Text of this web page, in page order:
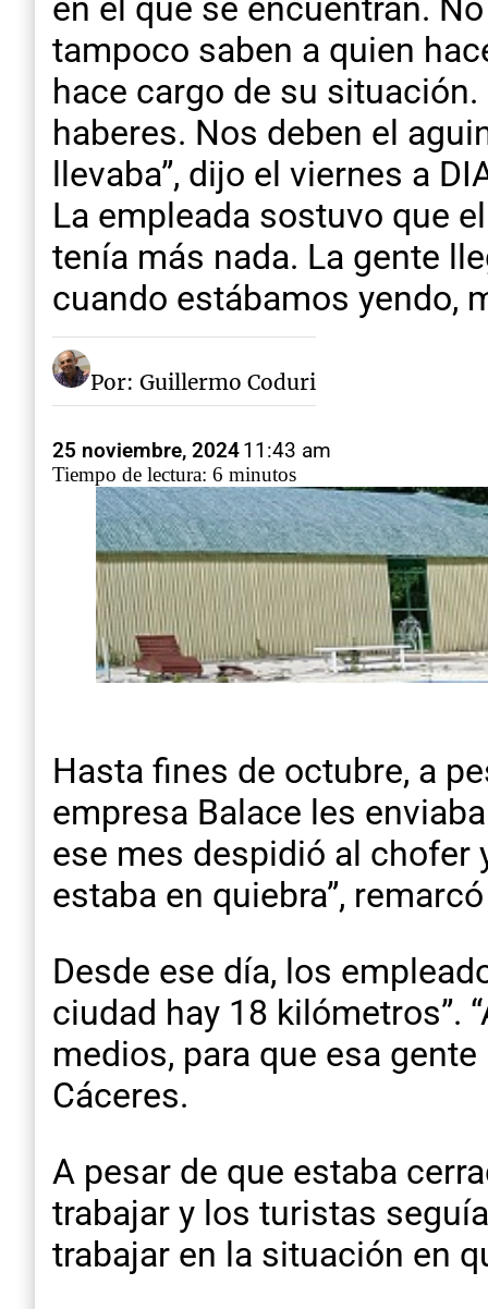
en el que se encuentran.
tampoco saben a quien
hace cargo de su
haberes. Nos deben el
llevaba”, dijo el viernes a
La empleada sostuvo que
tenía más nada. La gente
cuando estábamos yendo,
Por: Guillermo Coduri
25 noviembre, 202411:43 am
Tiempo de lectura: 6 minutos
Hasta fines de octubre, a
empresa Balace les
ese mes despidió al chofer
estaba en quiebra”,
Desde ese día, los
ciudad hay 18 kilómetros”.
medios, para que esa
Cáceres.
A pesar de que estaba
trabajar y los turistas
trabajar en la situación en